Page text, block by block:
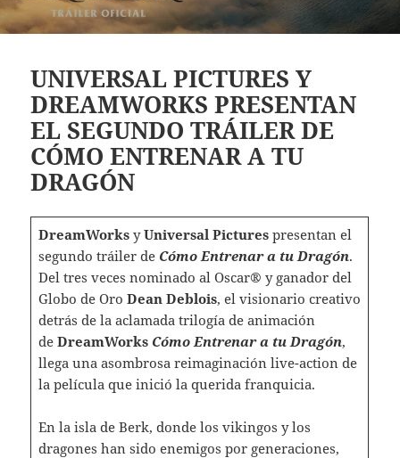
UNIVERSAL PICTURES Y
DREAMWORKS PRESENTAN
EL SEGUNDO TRÁILER DE
CÓMO ENTRENAR A TU
DRAGÓN
DreamWorksyUniversal Picturespresentan el
segundo tráiler de Cómo Entrenar a tu Dragón.
Del tres veces nominado al Oscar® y ganador del
Globo de Oro Dean Deblois, el visionario creativo
detrás de la aclamada trilogía de animación
de DreamWorks Cómo Entrenar a tu Dragón,
llega una asombrosa reimaginación live-action de
la película que inició la querida franquicia.
En la isla de Berk, donde los vikingos y los
dragones han sido enemigos por generaciones,